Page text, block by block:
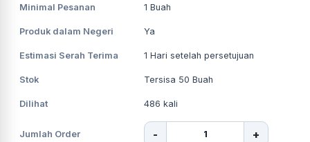
Minimal Pesanan 1 Buah
Produk dalam Negeri Ya
Estimasi Serah Terima 1 Hari setelah persetujuan
Stok Tersisa 50 Buah
Dilihat 486 kali
Jumlah Order - +